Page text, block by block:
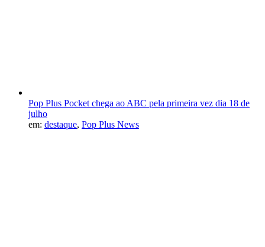
Pop Plus Pocket chega ao ABC pela primeira vez dia 18 de
julho
em: destaque, Pop Plus News